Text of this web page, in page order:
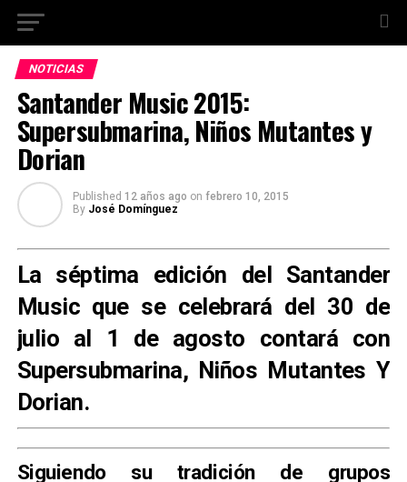
NOTICIAS
Santander Music 2015:
Supersubmarina, Niños Mutantes y
Dorian
Published 12 años ago on febrero 10, 2015
By José Domínguez
La séptima edición del Santander
Music que se celebrará del 30 de
julio al 1 de agosto contará con
Supersubmarina, Niños Mutantes Y
Dorian.
Siguiendo su tradición de grupos